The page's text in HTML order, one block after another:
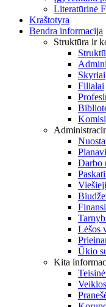
Literatūrinė
Kraštotyra
Bendra informacija
Struktūra ir
Skyriai
Filialai
Darbo
Lėšos
Ūkio
Kita